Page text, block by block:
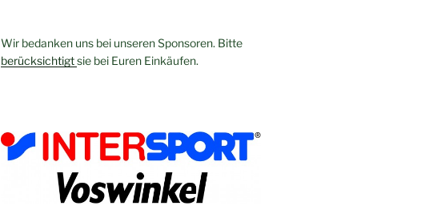
Wir bedanken uns bei unseren Sponsoren. Bitte
berücksichtigtsie bei Euren Einkäufen.